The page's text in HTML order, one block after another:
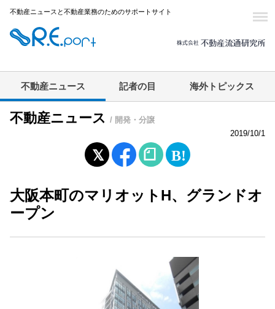
不動産ニュースと不動産業務のためのサポートサイト
不動産ニュース 記者の目 海外トピックス
不動産ニュース / 開発・分譲
2019/10/1
大阪本町のマリオットH、グランドオ
ープン